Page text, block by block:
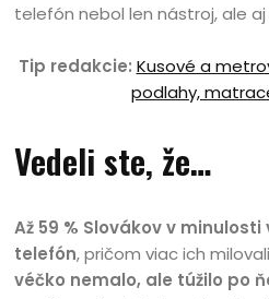
telefón nebol len nástroj, ale
Tip redakcie: Kusové a
podlahy,
Vedeli ste, že…
Až 59 % Slovákov v
telefón, pričom viac ich
véčko nemalo, ale túžilo po